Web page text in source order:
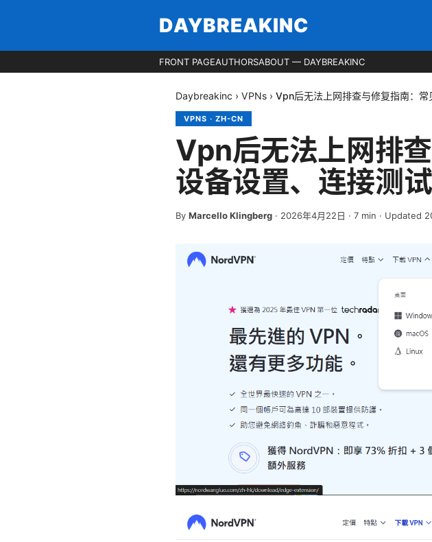
DAYBREAKINC
FRONT PAGEAUTHORSABOUT — DAYBREAKINC
Daybreakinc › VPNs › Vpn后无法上网排查与修复指南：
VPNS · ZH-CN
Vpn后无法上网排
设备设置、连接测
By Marcello Klingberg · 2026年4月22日 · 7 min · Updated